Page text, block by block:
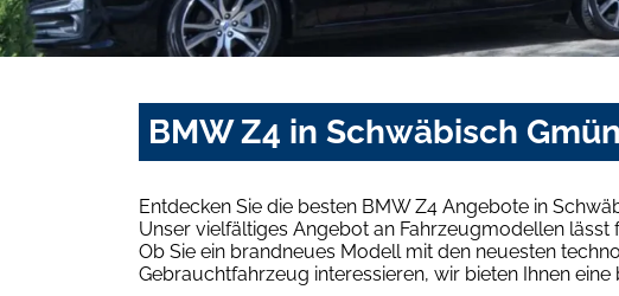
BMW Z4 in Schwäbisch
Entdecken Sie die besten BMW Z4 Angebote in
Unser vielfältiges Angebot an Fahrzeugmodellen lässt
Ob Sie ein brandneues Modell mit den neuesten
Gebrauchtfahrzeug interessieren, wir bieten Ihnen eine